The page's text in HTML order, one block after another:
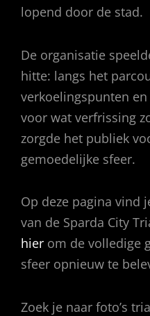
lopend door de stad.
De organisatie
hitte: langs het
verkoelingspunten
voor wat verfrissing
zorgde het publiek
gemoedelijke sfeer.
Op deze pagina vind
van de Sparda City
hier om de volledige
sfeer opnieuw te
Zoek je naar foto’s